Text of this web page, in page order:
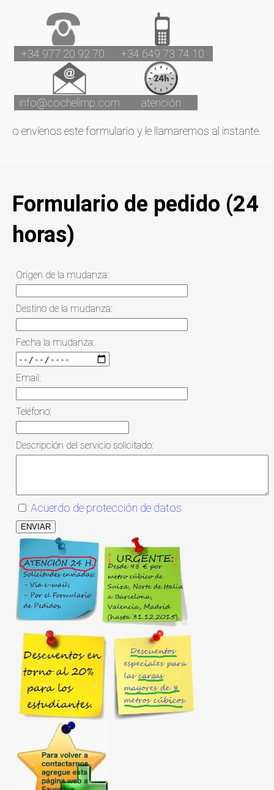
+34 977 20 92 70 +34 649 73 74 10
info@cochelimp.com atención
o envíenos este formulario y le llamaremos al instante.
Formulario de pedido (24
horas)
Origen de la mudanza:
Destino de la mudanza:
Fecha la mudanza:
Email:
Teléfono:
Descripción del servicio solicitado:
Acuerdo de protección de datos
ENVIAR